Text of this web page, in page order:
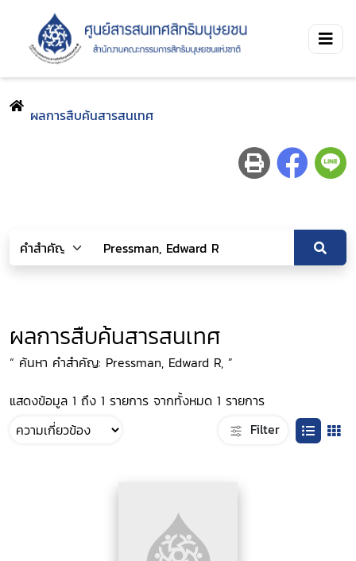
ผลการสืบค้นสารสนเทศ
ผลการสืบค้นสารสนเทศ
“ ค้นหา คำสำคัญ: Pressman, Edward R, ”
แสดงข้อมูล 1 ถึง 1 รายการ จากทั้งหมด 1 รายการ
Filter